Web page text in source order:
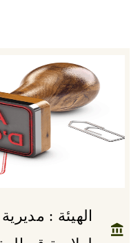
الهيئة : مديرية